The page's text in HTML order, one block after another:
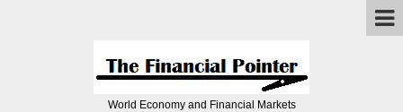
World Economy and Financial Markets